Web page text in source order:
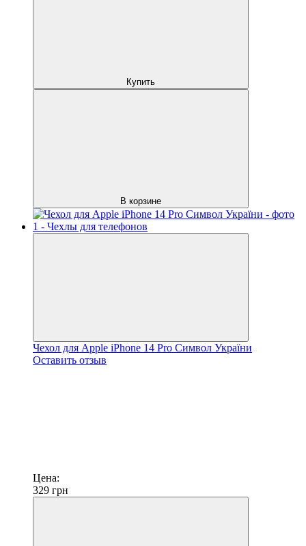
Купить
В корзине
Чехол для Apple iPhone 14 Pro Символ України
Оставить отзыв
Цена:
329 грн